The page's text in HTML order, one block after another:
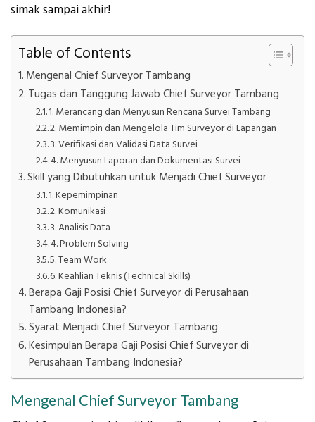
simak sampai akhir!
Table of Contents
Mengenal Chief Surveyor Tambang
Tugas dan Tanggung Jawab Chief Surveyor Tambang
1. Merancang dan Menyusun Rencana Survei Tambang
2. Memimpin dan Mengelola Tim Surveyor di Lapangan
3. Verifikasi dan Validasi Data Survei
4. Menyusun Laporan dan Dokumentasi Survei
Skill yang Dibutuhkan untuk Menjadi Chief Surveyor
1. Kepemimpinan
2. Komunikasi
3. Analisis Data
4. Problem Solving
5. Team Work
6. Keahlian Teknis (Technical Skills)
Berapa Gaji Posisi Chief Surveyor di Perusahaan
Tambang Indonesia?
Syarat Menjadi Chief Surveyor Tambang
Kesimpulan Berapa Gaji Posisi Chief Surveyor di
Perusahaan Tambang Indonesia?
Mengenal Chief Surveyor Tambang